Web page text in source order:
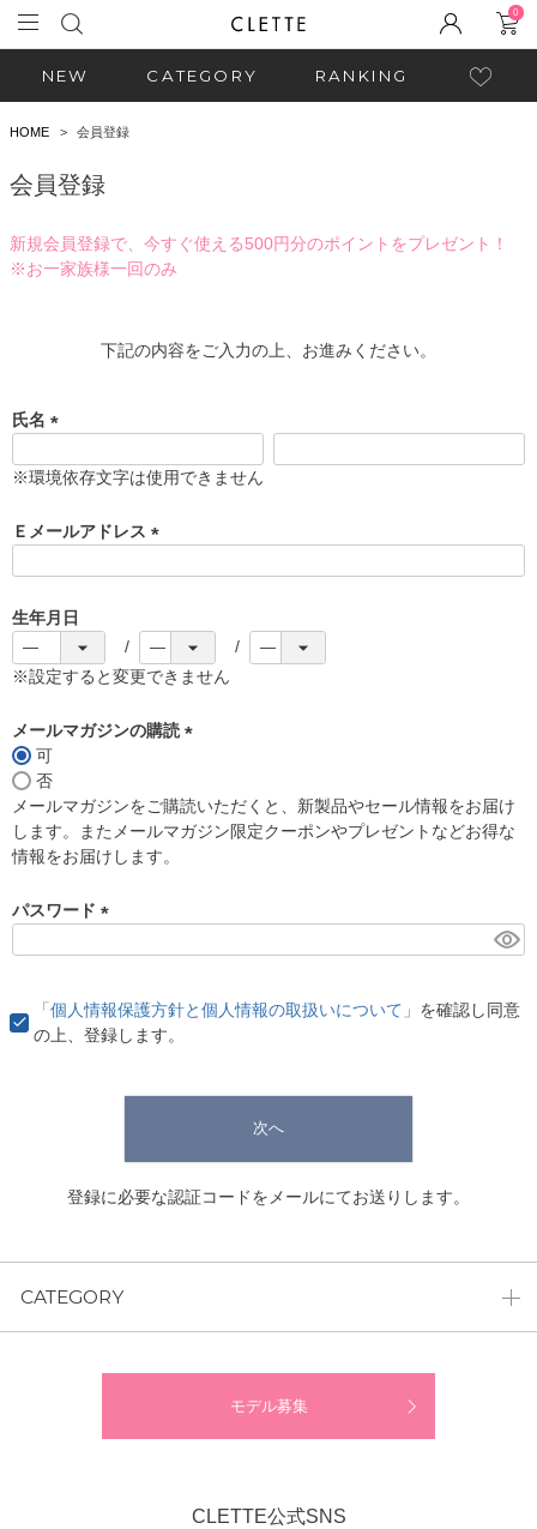
0
NEW CATEGORY RANKING
HOME 会員登録
会員登録
新規会員登録で、今すぐ使える500円分のポイントをプレゼント！
※お一家族様一回のみ
下記の内容をご入力の上、お進みください。
氏名
必
)
※環境依存文字は使用できません
Ｅメールアドレス
)
生年月日
※設定すると変更できません
メールマガジンの購読
須
)
可
否
メールマガジンをご購読いただくと、新製品やセール情報をお届け
します。またメールマガジン限定クーポンやプレゼントなどお得な
情報をお届けします。
パスワード
)
「個人情報保護方針と個人情報の取扱いについて」 を確認し同意
の上、登録します。
次へ
登録に必要な認証コードをメールにてお送りします。
CATEGORY
モデル募集
CLETTE公式SNS